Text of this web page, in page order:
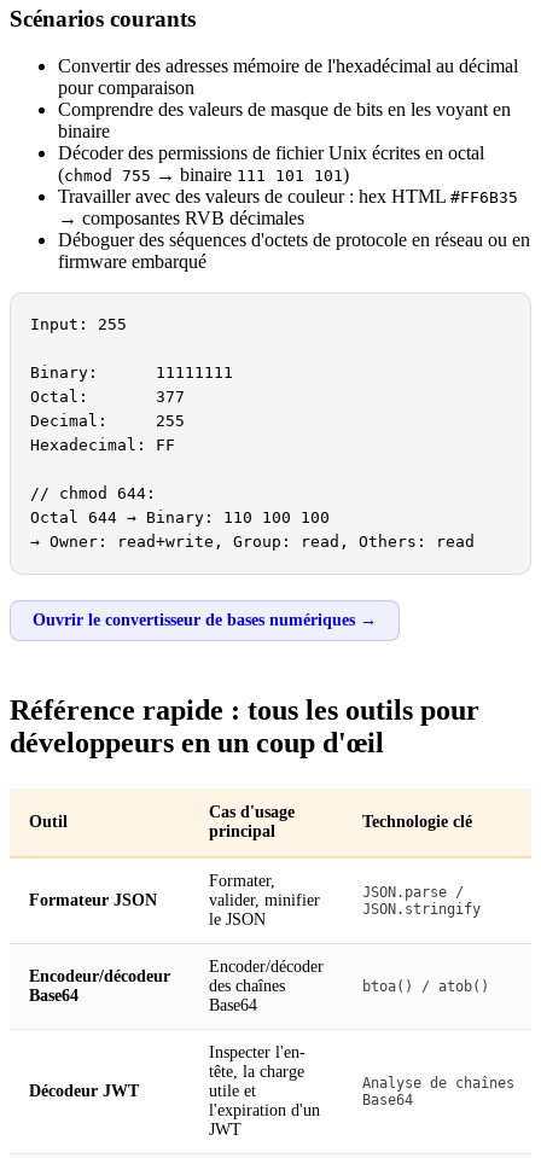
Scénarios courants
Convertir des adresses mémoire de l'hexadécimal au décimal
pour comparaison
Comprendre des valeurs de masque de bits en les voyant en
binaire
Décoder des permissions de fichier Unix écrites en octal
(chmod 755 → binaire 111 101 101)
Travailler avec des valeurs de couleur : hex HTML #FF6B35
→ composantes RVB décimales
Déboguer des séquences d'octets de protocole en réseau ou en
firmware embarqué
Input: 255
Binary:      11111111
Octal:       377
Decimal:     255
Hexadecimal: FF
// chmod 644:
Octal 644 → Binary: 110 100 100
→ Owner: read+write, Group: read, Others: read
Ouvrir le convertisseur de bases numériques →
Référence rapide : tous les outils pour
développeurs en un coup d'œil
Outil
Cas d'usage
principal
Technologie clé
Formateur JSON
Formater,
valider, minifier
le JSON
JSON.parse /
JSON.stringify
Encodeur/décodeur
Base64
Encoder/décoder
des chaînes
Base64
btoa() / atob()
Décodeur JWT
Inspecter l'en-
tête, la charge
utile et
l'expiration d'un
JWT
Analyse de chaînes
Base64